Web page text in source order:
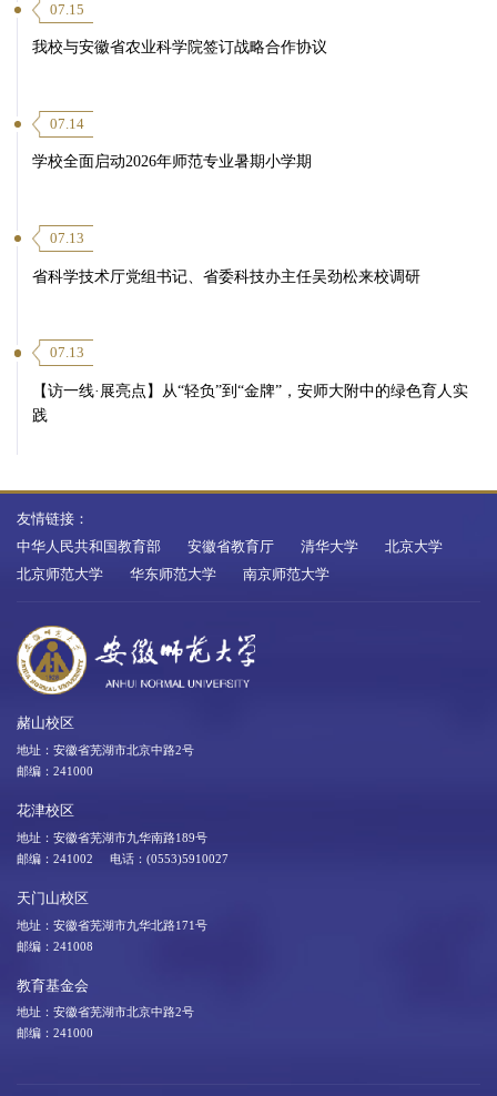
07.15
我校与安徽省农业科学院签订战略合作协议
07.14
学校全面启动2026年师范专业暑期小学期
07.13
省科学技术厅党组书记、省委科技办主任吴劲松来校调研
07.13
【访一线·展亮点】从“轻负”到“金牌”，安师大附中的绿色育人实
践
友情链接：
中华人民共和国教育部
安徽省教育厅 清华大学
北京大学
北京师范大学
华东师范大学 南京师范大学
赭山校区
地址：安徽省芜湖市北京中路2号
邮编：241000
花津校区
地址：安徽省芜湖市九华南路189号
邮编：241002 电话：(0553)5910027
天门山校区
地址：安徽省芜湖市九华北路171号
邮编：241008
教育基金会
地址：安徽省芜湖市北京中路2号
邮编：241000